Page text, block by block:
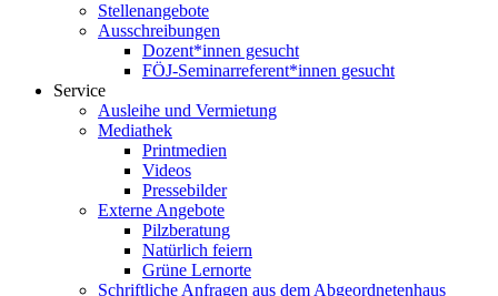
Stellenangebote
Ausschreibungen
Dozent*innen gesucht
FÖJ-Seminarreferent*innen gesucht
Service
Ausleihe und Vermietung
Mediathek
Printmedien
Videos
Pressebilder
Externe Angebote
Pilzberatung
Natürlich feiern
Grüne Lernorte
Schriftliche Anfragen aus dem Abgeordnetenhaus